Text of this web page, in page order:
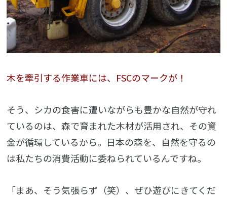
木を牽引する作業車には、FSCのマークが！
そう、シカの食害に遭いながらも豊かな自然が守れ
ているのは、森で育まれた木材が活用され、その資
金が循環しているから。日本の森を、自然を守るの
は私たちの消費活動に委ねられているんですね。
「まあ、そう気張らず（笑）、ぜひ遊びにきてくだ